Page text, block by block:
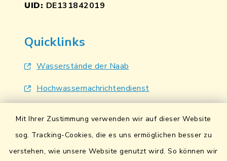
Mit Ihrer Zustimmung verwenden wir auf dieser Website
sog. Tracking-Cookies, die es uns ermöglichen besser zu
verstehen, wie unsere Website genutzt wird. So können wir
UID: DE131842019
Quicklinks
Wasserstände der Naab
Hochwassernachrichtendienst
Lokales Bündnis für Familien
Fairtrade-Towns